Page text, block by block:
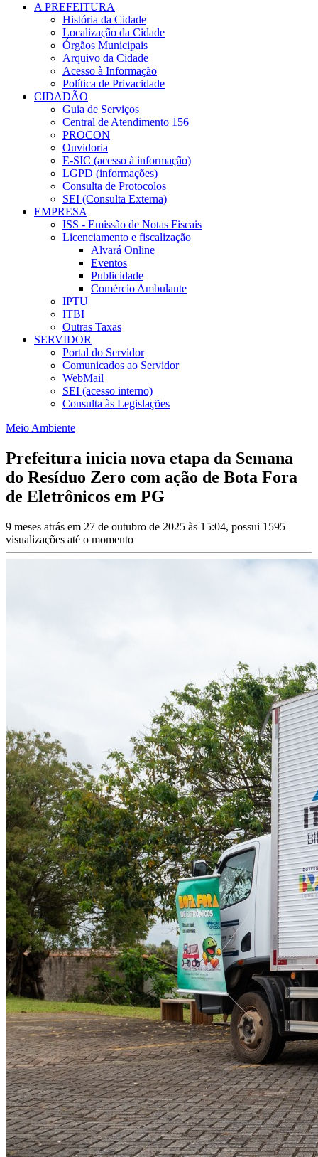
A PREFEITURA
História da Cidade
Localização da Cidade
Órgãos Municipais
Arquivo da Cidade
Acesso à Informação
Política de Privacidade
CIDADÃO
Guia de Serviços
Central de Atendimento 156
PROCON
Ouvidoria
E-SIC (acesso à informação)
LGPD (informações)
Consulta de Protocolos
SEI (Consulta Externa)
EMPRESA
ISS - Emissão de Notas Fiscais
Licenciamento e fiscalização
Alvará Online
Eventos
Publicidade
Comércio Ambulante
IPTU
ITBI
Outras Taxas
SERVIDOR
Portal do Servidor
Comunicados ao Servidor
WebMail
SEI (acesso interno)
Consulta às Legislações
Meio Ambiente
Prefeitura inicia nova etapa da Semana
do Resíduo Zero com ação de Bota Fora
de Eletrônicos em PG
9 meses atrás em 27 de outubro de 2025 às 15:04, possui 1595
visualizações até o momento